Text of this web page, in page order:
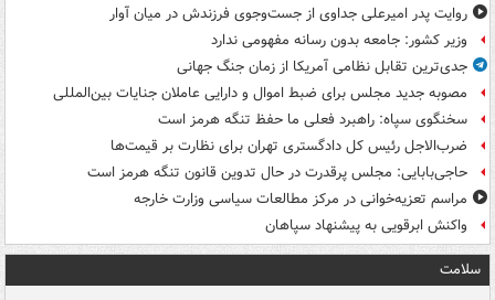
روایت پدر امیرعلی جداوی از جست‌وجوی فرزندش در میان آوار
وزیر کشور: جامعه بدون رسانه مفهومی ندارد
جدی‌ترین تقابل نظامی آمریکا از زمان جنگ جهانی
مصوبه جدید مجلس برای ضبط اموال و دارایی عاملان جنایات بین‌المللی
سخنگوی سپاه: راهبرد فعلی ما حفظ تنگه هرمز است
ضرب‌الاجل رئیس کل دادگستری تهران برای نظارت بر قیمت‌ها
حاجی‌بابایی: مجلس پرقدرت در حال تدوین قانون تنگه هرمز است
مراسم تعزیه‌خوانی در مرکز مطالعات سیاسی وزارت خارجه
واکنش ابرقویی به پیشنهاد سپاهان
سلامت